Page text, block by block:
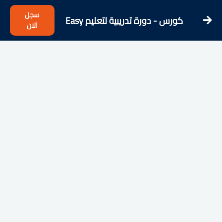
كورس - دورة تدريبية لتعليم Easy
Japanese - Learn Japanese from the
Streets!
سجل
الان